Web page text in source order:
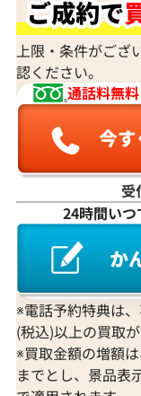
K18WG ダイヤモ
参考買取価格
1,274,000
2026年3月11日時
上限・条件がござ
認ください。
通話料無料
受
24時間いつ
※電話予約特典は
(税込)以上の買取
※買取金額の増額
までとし、景品表